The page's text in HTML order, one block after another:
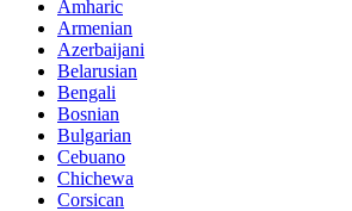
Amharic
Armenian
Azerbaijani
Belarusian
Bengali
Bosnian
Bulgarian
Cebuano
Chichewa
Corsican